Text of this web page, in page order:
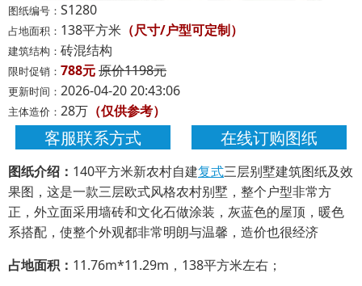
图纸编号： S1280
占地面积： 138平方米 （尺寸/户型可定制）
建筑结构： 砖混结构
限时促销： 788元原价1198元
更新时间： 2026-04-20 20:43:06
主体造价： 28万 （仅供参考）
客服联系方式 在线订购图纸
图纸介绍： 140平方米新农村自建复式三层别墅建筑图纸及效
果图，这是一款三层欧式风格农村别墅，整个户型非常方
正，外立面采用墙砖和文化石做涂装，灰蓝色的屋顶，暖色
系搭配，使整个外观都非常明朗与温馨，造价也很经济
占地面积： 11.76m*11.29m，138平方米左右；